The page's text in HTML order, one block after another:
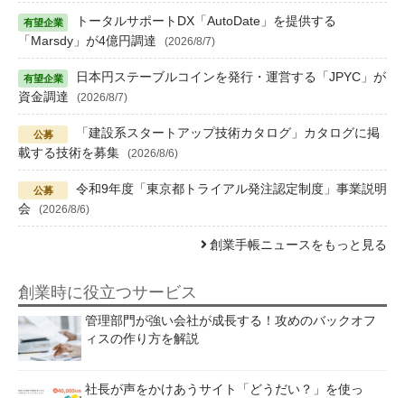
トータルサポートDX「AutoDate」を提供する
「Marsdy」が4億円調達
(2026/8/7)
日本円ステーブルコインを発行・運営する「JPYC」が
資金調達
(2026/8/7)
「建設系スタートアップ技術カタログ」カタログに掲
載する技術を募集
(2026/8/6)
令和9年度「東京都トライアル発注認定制度」事業説明
会
(2026/8/6)
創業手帳ニュースをもっと見る
創業時に役立つサービス
管理部門が強い会社が成長する！攻めのバックオフ
ィスの作り方を解説
社長が声をかけあうサイト「どうだい？」を使っ